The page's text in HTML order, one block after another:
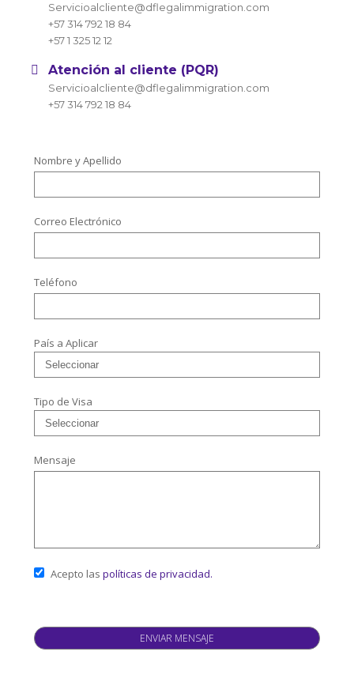
Servicioalcliente@dflegalimmigration.com
+57 314 792 18 84
+57 1 325 12 12
Atención al cliente (PQR)
Servicioalcliente@dflegalimmigration.com
+57 314 792 18 84
Nombre y Apellido
Correo Electrónico
Teléfono
País a Aplicar
Tipo de Visa
Mensaje
Acepto laspolíticas de privacidad.